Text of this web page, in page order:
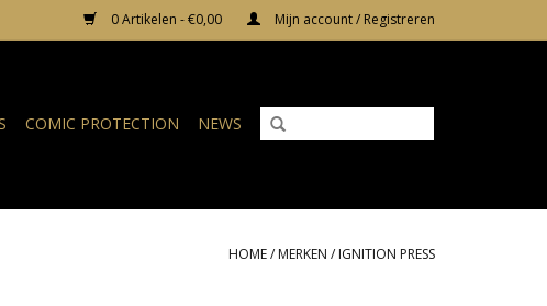
0 Artikelen - €0,00 Mijn account / Registreren
COMIC PROTECTION NEWS
HOME/ MERKEN / IGNITION PRESS